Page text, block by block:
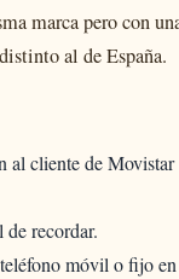
marca pero con
al de España.
al cliente de
recordar.
móvil o fijo